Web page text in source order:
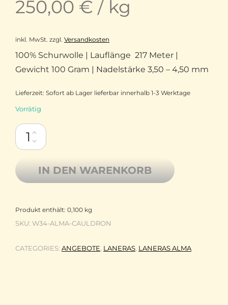
250,00 € / kg
inkl. MwSt. zzgl. Versandkosten
100% Schurwolle | Lauflänge 217 Meter |
Gewicht 100 Gram | Nadelstärke 3,50 – 4,50 mm
Lieferzeit: Sofort ab Lager lieferbar innerhalb 1-3 Werktage
Vorrätig
Laneras Alma 100% Non-Superwash Fine Merino handgefärbt
IN DEN WARENKORB
Produkt enthält: 0,100 kg
SKU: W34-ALMA-CAULDRON
CATEGORIES: ANGEBOTE, LANERAS, LANERAS ALMA